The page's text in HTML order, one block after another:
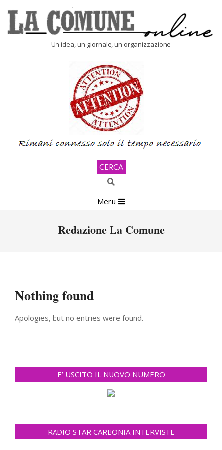
content
Un'idea, un giornale, un'organizzazione
CERCA
Search
Navigation
Menu
Redazione La Comune
Nothing found
Apologies, but no entries were found.
E’ USCITO IL NUOVO NUMERO
RADIO STAR CARBONIA INTERVISTE